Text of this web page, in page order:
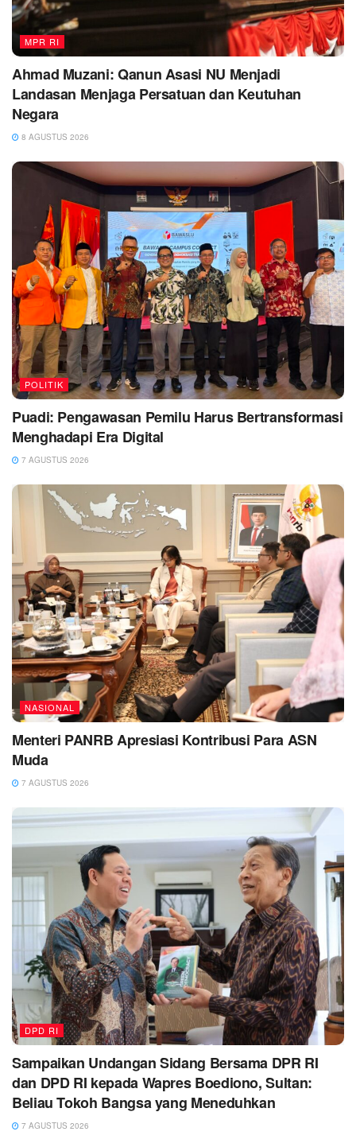
MPR RI
Ahmad Muzani: Qanun Asasi NU Menjadi
Landasan Menjaga Persatuan dan Keutuhan
Negara
8 AGUSTUS 2026
POLITIK
Puadi: Pengawasan Pemilu Harus Bertransformasi
Menghadapi Era Digital
7 AGUSTUS 2026
NASIONAL
Menteri PANRB Apresiasi Kontribusi Para ASN
Muda
7 AGUSTUS 2026
DPD RI
Sampaikan Undangan Sidang Bersama DPR RI
dan DPD RI kepada Wapres Boediono, Sultan:
Beliau Tokoh Bangsa yang Meneduhkan
7 AGUSTUS 2026